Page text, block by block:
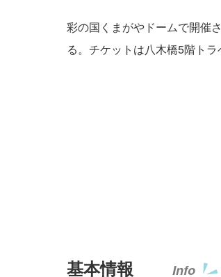
彩の国くまがやドームで開催
る。チケットは八木橋5階トラ
基本情報 Info